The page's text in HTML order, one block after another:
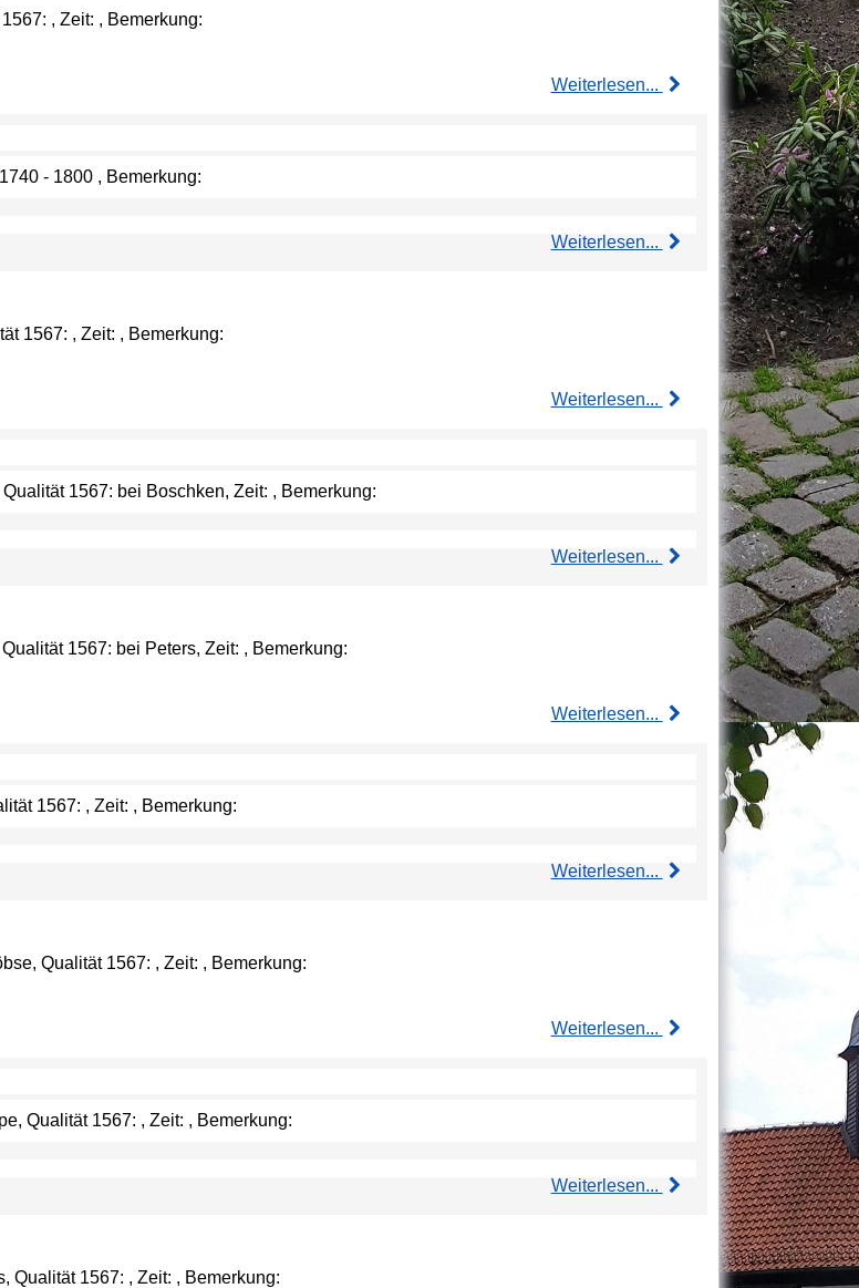
, Zeit: , Bemerkung:
Weiterlesen...
- 1800 , Bemerkung:
Weiterlesen...
1567: , Zeit: , Bemerkung:
Weiterlesen...
1567: bei Boschken, Zeit: , Bemerkung:
Weiterlesen...
1567: bei Peters, Zeit: , Bemerkung:
Weiterlesen...
1567: , Zeit: , Bemerkung:
Weiterlesen...
Qualität 1567: , Zeit: , Bemerkung:
Weiterlesen...
Qualität 1567: , Zeit: , Bemerkung:
Weiterlesen...
Qualität 1567: , Zeit: , Bemerkung: